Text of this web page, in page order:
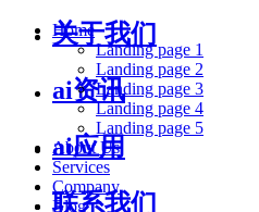
关于我们
ai资讯
ai应用
联系我们
Home
Landing page 1
Landing page 2
Landing page 3
Landing page 4
Landing page 5
About Us
Services
Company
Blog